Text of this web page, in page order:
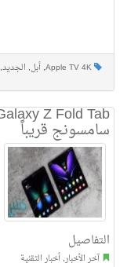
Apple TV 4K
, أبل, الجديد,
سامسونج قريباً‎
التفاصيل
آخر الأخبار, أخبار التقنية